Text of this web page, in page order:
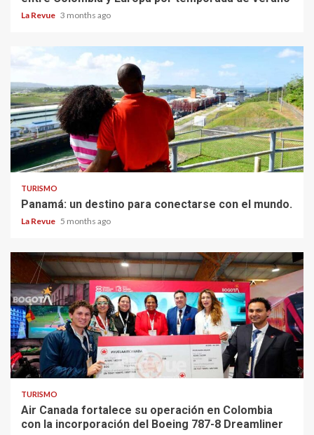
La Revue 3 months ago
TURISMO
Panamá: un destino para conectarse con el mundo.
La Revue 5 months ago
TURISMO
Air Canada fortalece su operación en Colombia
con la incorporación del Boeing 787-8 Dreamliner